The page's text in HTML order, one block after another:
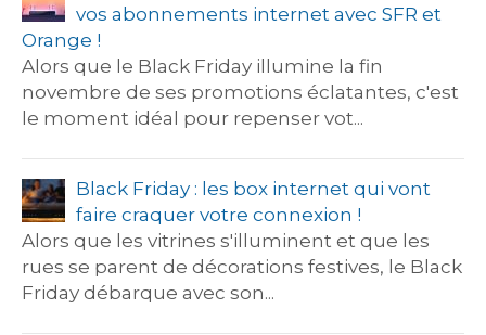
vos abonnements internet avec SFR et
Orange !
Alors que le Black Friday illumine la fin
novembre de ses promotions éclatantes, c'est
le moment idéal pour repenser vot...
Black Friday : les box internet qui vont
faire craquer votre connexion !
Alors que les vitrines s'illuminent et que les
rues se parent de décorations festives, le Black
Friday débarque avec son...